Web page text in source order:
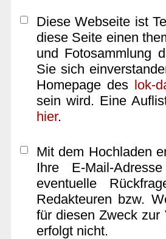
Diese Webseite ist
diese Seite einen
und Fotosammlung
Sie sich
Homepage des lok-
sein wird. Eine
hier.
Mit dem Hochladen
Ihre E-Mail-
eventuelle
Redakteuren bzw.
für diesen Zweck zur
erfolgt nicht.